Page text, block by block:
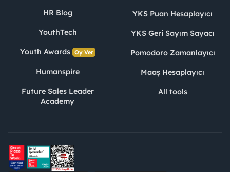
HR Blog
YouthTech
Youth Awards Oy Ver
Humanspire
Future Sales Leader
Academy
YKS Puan Hesaplayıcı
YKS Geri Sayım Sayacı
Pomodoro Zamanlayıcı
Maaş Hesaplayıcı
All tools